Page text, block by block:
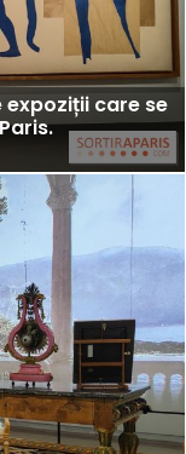
care se